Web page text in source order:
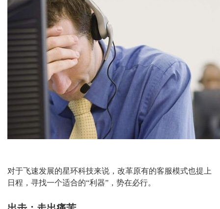
对于飞速发展的星环科技来说，改革原有的客服模式也提上
日程，寻找一个适合的“利器”，势在必行。